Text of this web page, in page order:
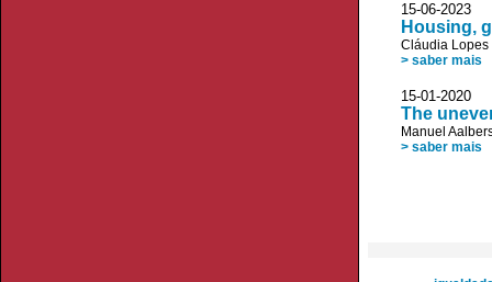
15-06-
Housing,
Cláudia Lopes
> saber mais
15-01-
The
Manuel
> saber mais